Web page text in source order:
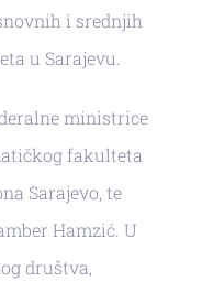
i srednjih
u Sarajevu.
ministrice
fakulteta
Sarajevo, te
Hamzić. U
društva,